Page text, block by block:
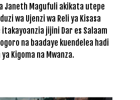
Janeth Magufuli akikata utepe
wa Ujenzi wa Reli ya Kisasa
itakayoanzia jijini Dar es Salaam
na baadaye kuendelea hadi
Kigoma na Mwanza.